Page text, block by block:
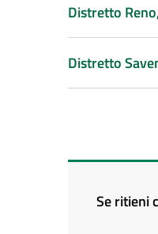
Distretto
Distretto
Se ritieni